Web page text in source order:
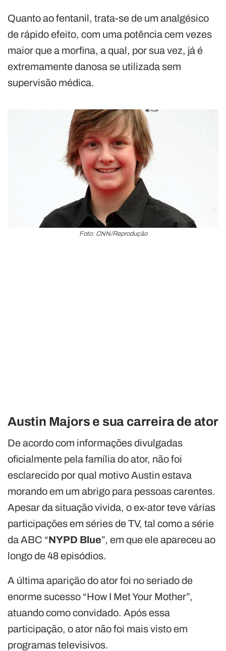
Quanto ao fentanil, trata-se de um analgésico
de rápido efeito, com uma potência cem vezes
maior que a morfina, a qual, por sua vez, já é
extremamente danosa se utilizada sem
supervisão médica.
Foto: CNN/Reprodução
Austin Majors e sua carreira de ator
De acordo com informações divulgadas
oficialmente pela família do ator, não foi
esclarecido por qual motivo Austin estava
morando em um abrigo para pessoas carentes.
Apesar da situação vivida, o ex-ator teve várias
participações em séries de TV, tal como a série
da ABC “NYPD Blue”, em que ele apareceu ao
longo de 48 episódios.
A última aparição do ator foi no seriado de
enorme sucesso “How I Met Your Mother”,
atuando como convidado. Após essa
participação, o ator não foi mais visto em
programas televisivos.